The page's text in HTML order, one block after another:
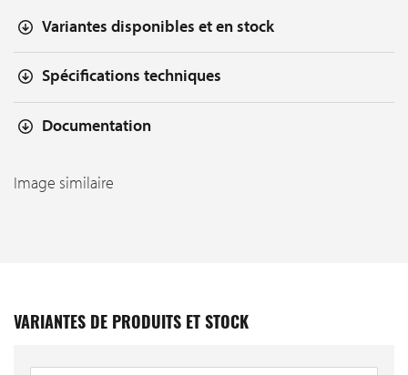
Variantes disponibles et en stock
Spécifications techniques
Documentation
Image similaire
VARIANTES DE PRODUITS ET STOCK